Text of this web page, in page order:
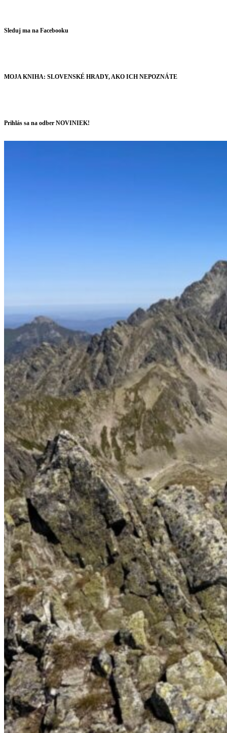
Sleduj ma na Facebooku
MOJA KNIHA: SLOVENSKÉ HRADY, AKO ICH NEPOZNÁTE
Prihlás sa na odber NOVINIEK!